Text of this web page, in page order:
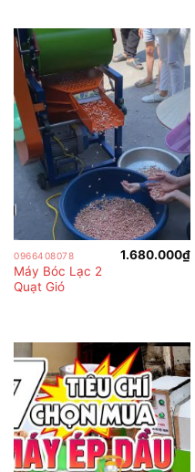
0966408078
Máy Bóc Lạc 2
Quạt Gió
1.680.000₫